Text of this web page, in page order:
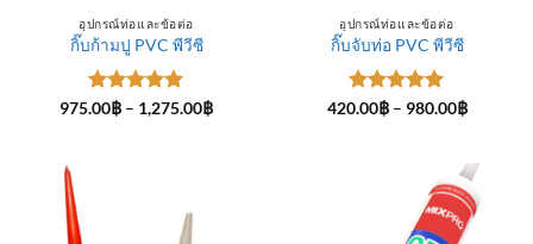
อุปกรณ์ท่อและข้อต่อ
กิ๊บก้ามปู PVC พีวีซี
ให้คะแนน
975.00฿ – 1,275.00฿Price
อุปกรณ์ท่อและข้อต่อ
กิ๊บจับท่อ PVC พีวีซี
ให้คะแนน
420.00฿ – 980.00฿Price
980.00฿